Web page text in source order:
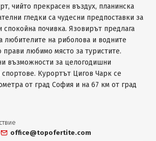
чийто прекрасен въздух, планинска
гледки са чудесни предпоставки за
почивка. Язовирът предлага
любителите на риболова и водните
прави любимо място за туристите.
възможности за целогодишни
Курортът Цигов Чарк се
от град София и на 67 км от град
office@topofertite.com